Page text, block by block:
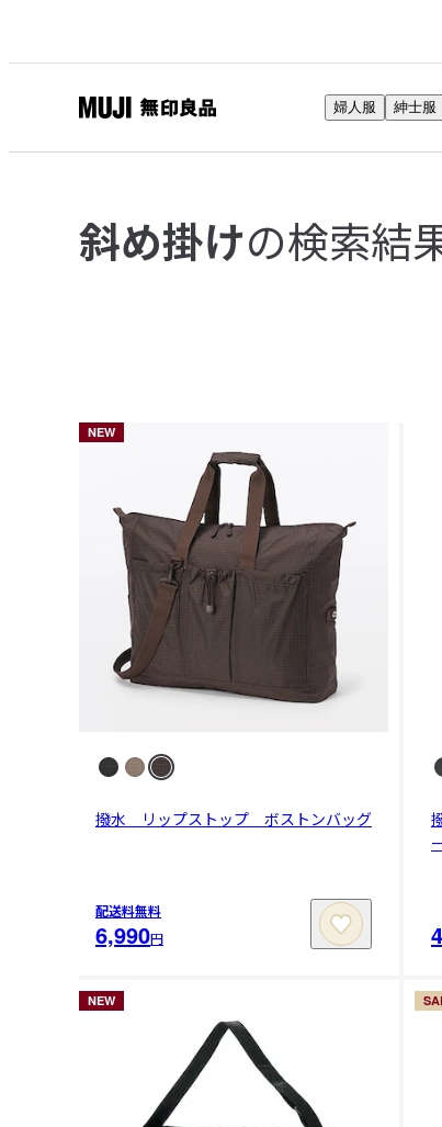
印
ネ
ッ
婦人服 紳士服
斜め掛けの検索結
撥水 リップストップ ボストンバッグ
NEW
配送料無料
6,990円
NEW